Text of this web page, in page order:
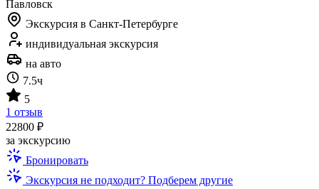
Экскурсия в Санкт-Петербурге
индивидуальная экскурсия
на авто
7.5ч
5
1 отзыв
22800 ₽
за экскурсию
Бронировать
Экскурсия не подходит? Подберем другие